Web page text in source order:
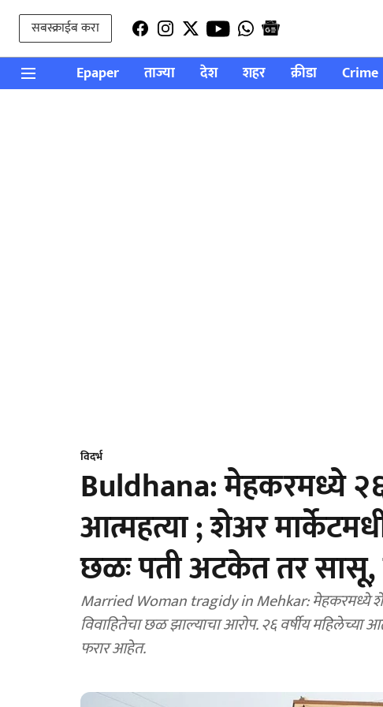
सबस्क्राईब करा
Epaper ताज्या देश शहर क्रीडा Crime
विदर्भ
Buldhana: मेहकरमध्ये २६
आत्महत्या ; शेअर
छळः पती अटकेत तर
Married Woman tragidy in Mehkar: मेहकरमध्ये
विवाहितेचा छळ झाल्याचा आरोप. २६ वर्षीय
फरार आहेत.